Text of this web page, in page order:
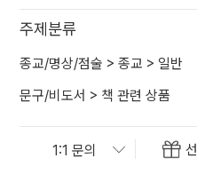
주제분류
종교/명상/점술 > 종교 > 일반
문구/비도서 > 책 관련 상품